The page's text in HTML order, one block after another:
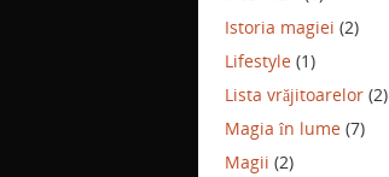
Istoria magiei (2)
Lifestyle (1)
Lista vrăjitoarelor (2)
Magia în lume (7)
Magii (2)